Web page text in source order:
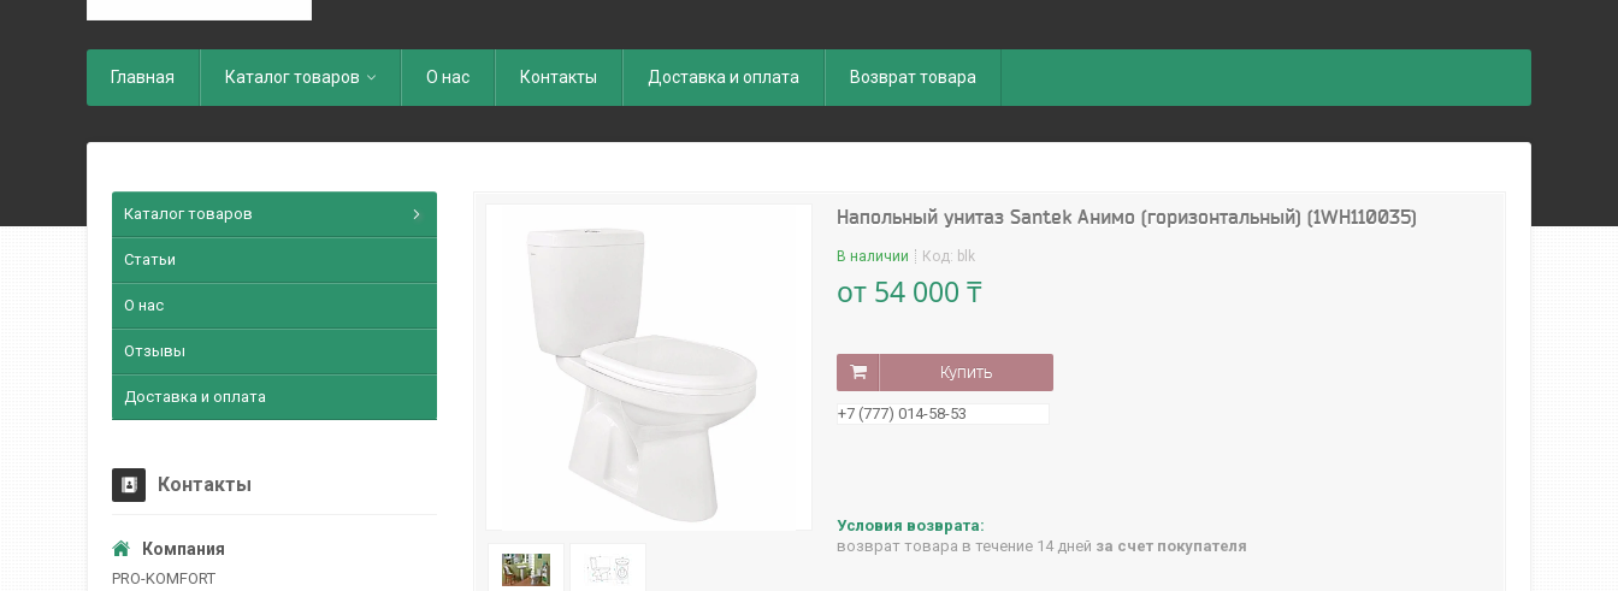
Главная Каталог товаров О нас Контакты Доставка и оплата Возврат товара
Напольный унитаз Santek Анимо (горизонтальный) (1WH110035)
В наличии Код: blk
от 54 000 ₸
Купить
+7 (777) 014-58-53
возврат товара в течение 14 дней за счет покупателя
Каталог товаров
Статьи
О нас
Отзывы
Доставка и оплата
Контакты
PRO-KOMFORT